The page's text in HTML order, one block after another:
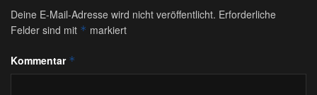
Deine E-Mail-Adresse wird nicht veröffentlicht. Erforderliche
Felder sind mit * markiert
Kommentar *